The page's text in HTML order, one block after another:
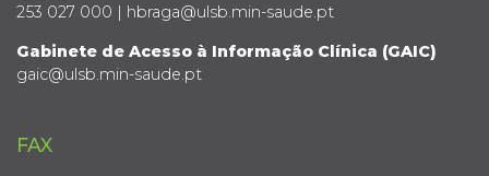
253 027 000 | hbraga@ulsb.min-saude.pt
Gabinete de Acesso à Informação Clínica (GAIC)
gaic@ulsb.min-saude.pt
FAX